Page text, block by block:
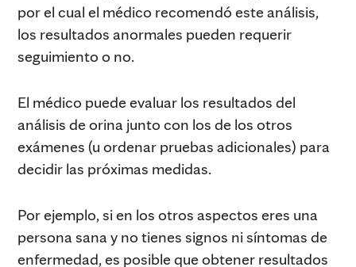
por el cual el médico recomendó este análisis,
los resultados anormales pueden requerir
seguimiento o no.
El médico puede evaluar los resultados del
análisis de orina junto con los de los otros
exámenes (u ordenar pruebas adicionales) para
decidir las próximas medidas.
Por ejemplo, si en los otros aspectos eres una
persona sana y no tienes signos ni síntomas de
enfermedad, es posible que obtener resultados